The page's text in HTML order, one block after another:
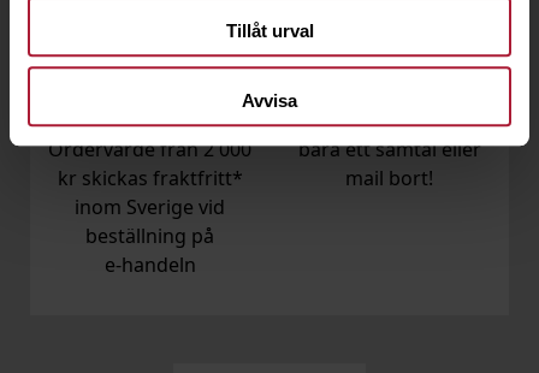
Tillåt urval
Avvisa
Förmånliga
Ordervärde från 2 000
kr skickas fraktfritt*
inom Sverige vid
beställning på
e‑handeln
Vi hjälper dig!
Vår kundservice är
bara ett samtal eller
mail bort!